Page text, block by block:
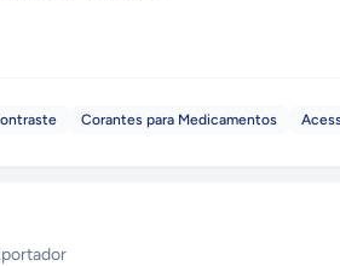
Corantes para Medicamentos